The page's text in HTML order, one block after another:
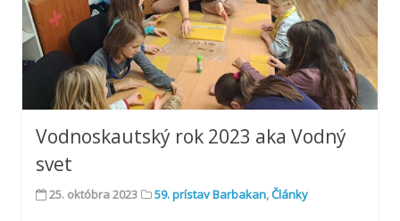
Vodnoskautský rok 2023 aka Vodný
svet
25. októbra 2023 59. prístav Barbakan,Články